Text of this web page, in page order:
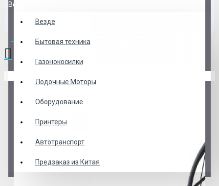
Везде
Везде
Бытовая техника
Газонокосилки
Лодочные Моторы
Оборудование
Принтеры
Автотранспорт
Предзаказ из Китая
0 товар(ов) - 0 р.